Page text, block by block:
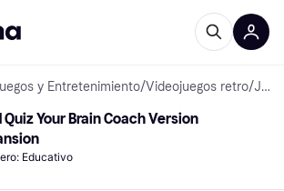
y Entretenimiento/Videojuegos retro/ Juegos Nintendo DS
Quiz Your Brain Coach Version
Educativo